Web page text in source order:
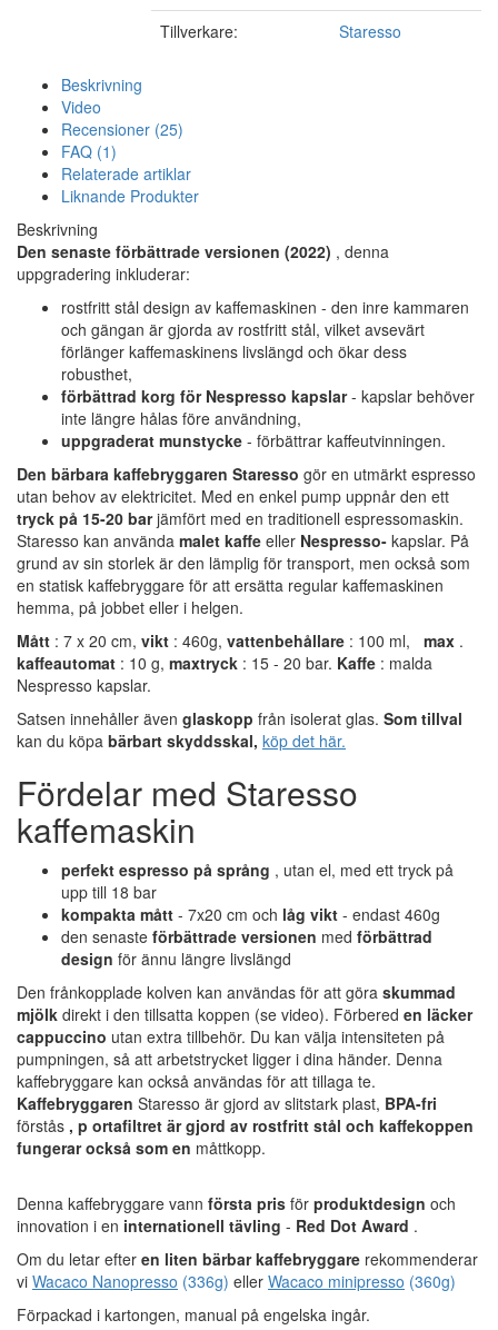
Tillverkare:
Staresso
Beskrivning
Video
Recensioner (25)
FAQ (1)
Relaterade artiklar
Liknande Produkter
Beskrivning
Den senaste förbättrade versionen (2022) , denna
uppgradering inkluderar:
rostfritt stål design av kaffemaskinen - den inre kammaren
och gängan är gjorda av rostfritt stål, vilket avsevärt
förlänger kaffemaskinens livslängd och ökar dess
robusthet,
förbättrad korg för Nespresso kapslar- kapslar behöver
inte längre hålas före användning,
uppgraderat munstycke - förbättrar kaffeutvinningen.
Den bärbara kaffebryggaren Staresso gör en utmärkt espresso
utan behov av elektricitet. Med en enkel pump uppnår den ett
tryck på 15-20 barjämfört med en traditionell espressomaskin.
Staresso kan använda malet kaffe eller Nespresso- kapslar. På
grund av sin storlek är den lämplig för transport, men också som
en statisk kaffebryggare för att ersätta regular kaffemaskinen
hemma, på jobbet eller i helgen.
Mått : 7 x 20 cm, vikt : 460g, vattenbehållare : 100 ml, max .
kaffeautomat : 10 g, maxtryck : 15 - 20 bar. Kaffe : malda
Nespresso kapslar.
Satsen innehåller även glaskopp från isolerat glas. Som tillval
kan du köpa bärbart skyddsskal, köp det här.
Fördelar med Staresso
kaffemaskin
perfekt espresso på språng , utan el, med ett tryck på
upp till 18 bar
kompakta mått - 7x20 cm och låg vikt - endast 460g
den senaste förbättrade versionen med förbättrad
design för ännu längre livslängd
Den frånkopplade kolven kan användas för att göra skummad
mjölk direkt i den tillsatta koppen (se video). Förbered en läcker
cappuccino utan extra tillbehör. Du kan välja intensiteten på
pumpningen, så att arbetstrycket ligger i dina händer. Denna
kaffebryggare kan också användas för att tillaga te.
Kaffebryggaren Staresso är gjord av slitstark plast, BPA-fri
förstås , p ortafiltret är gjord av rostfritt stål och kaffekoppen
fungerar också som en måttkopp.
Denna kaffebryggare vann första pris för produktdesign och
innovation i en internationell tävling - Red Dot Award .
Om du letar efter en liten bärbar kaffebryggare rekommenderar
vi Wacaco Nanopresso (336g) eller Wacaco minipresso (360g)
Förpackad i kartongen, manual på engelska ingår.